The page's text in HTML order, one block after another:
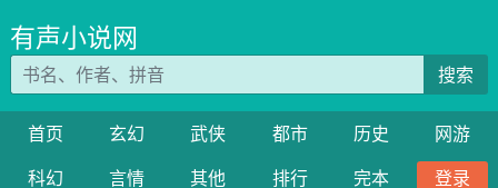
有声小说网
搜索
首页 玄幻 武侠 都市 历史
网游
科幻
言情 其他 排行 完本
登录